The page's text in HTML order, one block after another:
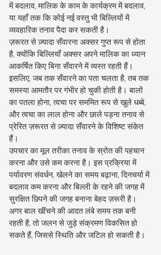
में बदलाव, मालिक के काम के कार्यक्रम में बदलाव,
या यहाँ तक कि कोई नई वस्तु भी बिल्लियों में
व्यवहारिक तनाव पैदा कर सकती है।
ज़रूरत से ज़्यादा सँवारना अक्सर गुप्त रूप से होता
है, क्योंकि बिल्लियाँ अक्सर अपने मालिक का ध्यान
आकर्षित किए बिना सँवारने में व्यस्त रहती हैं।
इसलिए, जब तक सँवारने का पता चलता है, तब तक
समस्या आमतौर पर गंभीर हो चुकी होती है। बालों
का पतला होना, त्वचा पर सममित रूप से खुले धब्बे,
और त्वचा का लाल होना और छाले पड़ना तनाव से
प्रेरित ज़रूरत से ज़्यादा सँवारने के विशिष्ट संकेत
हैं।
उपचार का मूल तरीका तनाव के स्रोत की पहचान
करना और उसे कम करना है। इस प्रक्रिया में
पर्यावरण संवर्धन, खेलने का समय बढ़ाना, दिनचर्या में
बदलाव कम करना और बिल्ली के रहने की जगह में
सुरक्षित छिपने की जगह बनाना बेहद ज़रूरी है।
अगर बाल खींचने की आदत लंबे समय तक बनी
रहती है, तो जलन से जुड़े संक्रमण विकसित हो
सकते हैं, जिससे स्थिति और जटिल हो सकती है।